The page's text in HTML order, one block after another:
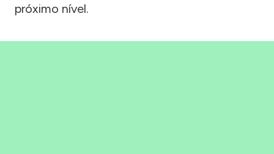
próximo nível.